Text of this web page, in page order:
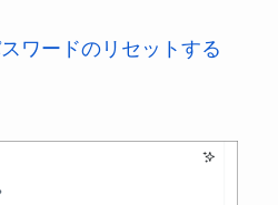
ワードのリセットする